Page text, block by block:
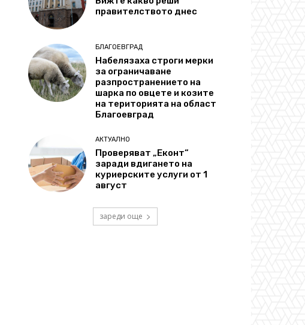
правителството днес
БЛАГОЕВГРАД
Набелязаха строги мерки
за ограничаване
разпространението на
шарка по овцете и козите
на територията на област
Благоевград
АКТУАЛНО
Проверяват „Еконт“
заради вдигането на
куриерските услуги от 1
август
зареди още